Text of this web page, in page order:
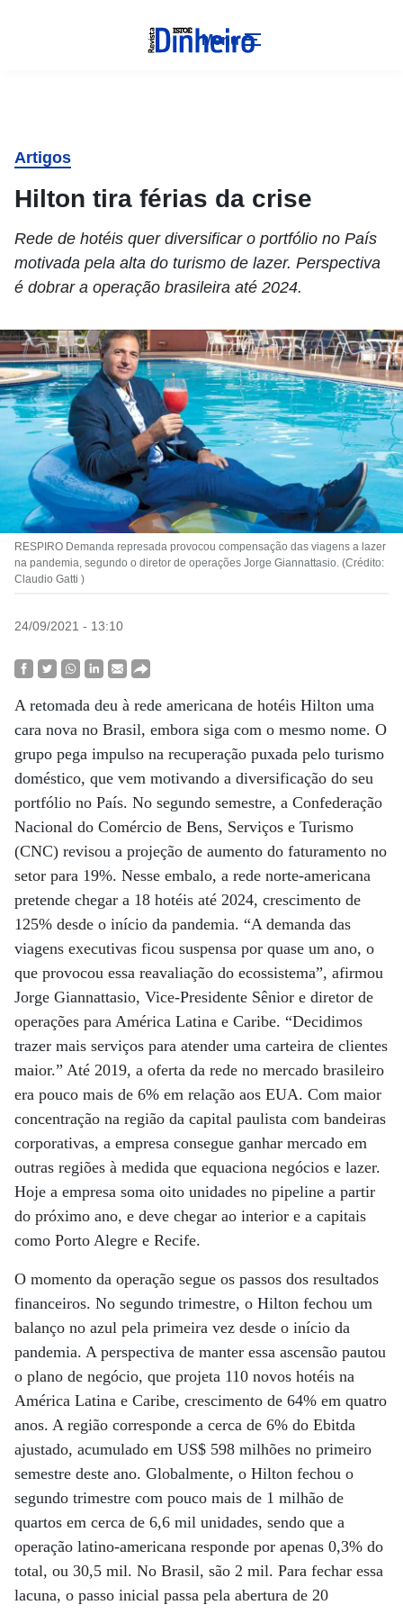
Menu
Artigos
Hilton tira férias da crise
Rede de hotéis quer diversificar o portfólio no País
motivada pela alta do turismo de lazer. Perspectiva
é dobrar a operação brasileira até 2024.
RESPIRO Demanda represada provocou compensação das viagens a lazer
na pandemia, segundo o diretor de operações Jorge Giannattasio. (Crédito:
Claudio Gatti )
24/09/2021 - 13:10
A retomada deu à rede americana de hotéis Hilton uma
cara nova no Brasil, embora siga com o mesmo nome. O
grupo pega impulso na recuperação puxada pelo turismo
doméstico, que vem motivando a diversificação do seu
portfólio no País. No segundo semestre, a Confederação
Nacional do Comércio de Bens, Serviços e Turismo
(CNC) revisou a projeção de aumento do faturamento no
setor para 19%. Nesse embalo, a rede norte-americana
pretende chegar a 18 hotéis até 2024, crescimento de
125% desde o início da pandemia. “A demanda das
viagens executivas ficou suspensa por quase um ano, o
que provocou essa reavaliação do ecossistema”, afirmou
Jorge Giannattasio, Vice-Presidente Sênior e diretor de
operações para América Latina e Caribe. “Decidimos
trazer mais serviços para atender uma carteira de clientes
maior.” Até 2019, a oferta da rede no mercado brasileiro
era pouco mais de 6% em relação aos EUA. Com maior
concentração na região da capital paulista com bandeiras
corporativas, a empresa consegue ganhar mercado em
outras regiões à medida que equaciona negócios e lazer.
Hoje a empresa soma oito unidades no pipeline a partir
do próximo ano, e deve chegar ao interior e a capitais
como Porto Alegre e Recife.
O momento da operação segue os passos dos resultados
financeiros. No segundo trimestre, o Hilton fechou um
balanço no azul pela primeira vez desde o início da
pandemia. A perspectiva de manter essa ascensão pautou
o plano de negócio, que projeta 110 novos hotéis na
América Latina e Caribe, crescimento de 64% em quatro
anos. A região corresponde a cerca de 6% do Ebitda
ajustado, acumulado em US$ 598 milhões no primeiro
semestre deste ano. Globalmente, o Hilton fechou o
segundo trimestre com pouco mais de 1 milhão de
quartos em cerca de 6,6 mil unidades, sendo que a
operação latino-americana responde por apenas 0,3% do
total, ou 30,5 mil. No Brasil, são 2 mil. Para fechar essa
lacuna, o passo inicial passa pela abertura de 20